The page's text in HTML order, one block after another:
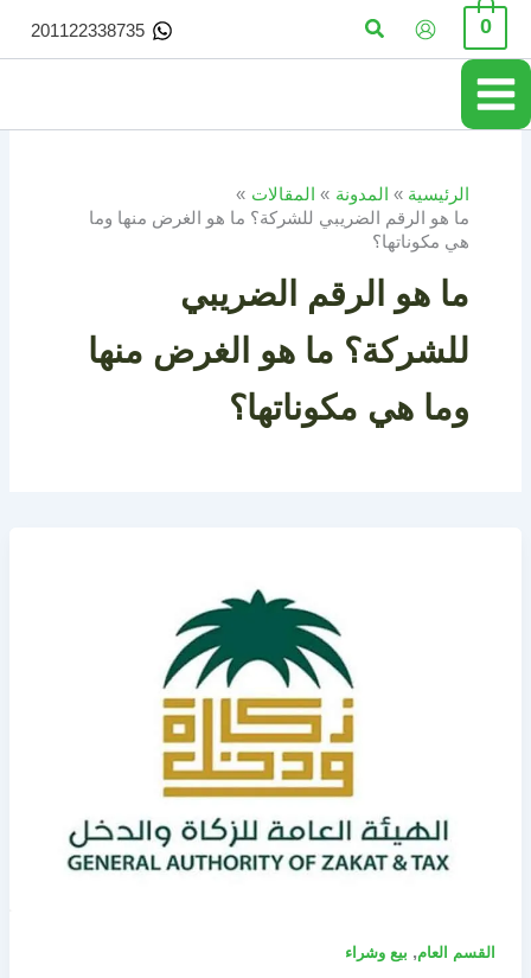
تخطي
المحتوى
0 البحث 201122338735
الرئيسية المدونة
المقالات
ما هو الرقم الضريبي للشركة؟ ما هو الغرض منها وما
هي مكوناتها؟
ما هو الرقم الضريبي
للشركة؟ ما هو الغرض منها
وما هي مكوناتها؟
القسم العام, بيع وشراء